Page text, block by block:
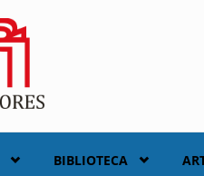
BIBLIOTECA